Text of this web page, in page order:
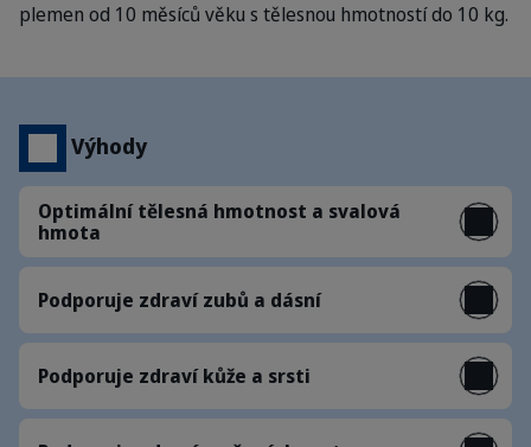
plemen od 10 měsíců věku s tělesnou hmotností do 10 kg.
Výhody
Optimální tělesná hmotnost a svalová
hmota
Podporuje zdraví zubů a dásní
Podporuje zdraví kůže a srsti